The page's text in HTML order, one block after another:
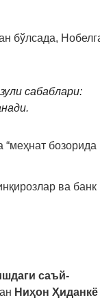
бўлсада,
сабаблари:
“меҳнат бозорида
ва банк
саъй-
Ниҳон Ҳиданкё